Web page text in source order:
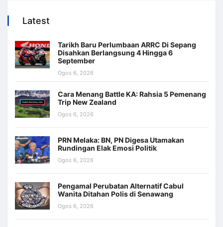
Latest
Tarikh Baru Perlumbaan ARRC Di Sepang
Disahkan Berlangsung 4 Hingga 6
September
Ogos 6, 2026
Cara Menang Battle KA: Rahsia 5 Pemenang
Trip New Zealand
Ogos 6, 2026
PRN Melaka: BN, PN Digesa Utamakan
Rundingan Elak Emosi Politik
Ogos 6, 2026
Pengamal Perubatan Alternatif Cabul
Wanita Ditahan Polis di Senawang
Ogos 6, 2026